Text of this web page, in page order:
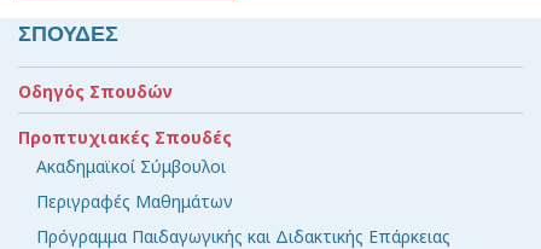
ΣΠΟΥΔΕΣ
Οδηγός Σπουδών
Προπτυχιακές Σπουδές
Ακαδημαϊκοί Σύμβουλοι
Περιγραφές Μαθημάτων
Πρόγραμμα Παιδαγωγικής και Διδακτικής Επάρκειας